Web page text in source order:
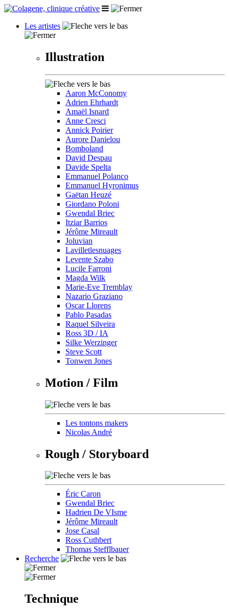
Les artistes
Illustration
Aaron McConomy
Adrien Ehrhardt
Amaël Isnard
Anne Cresci
Annick Poirier
Aurore Danielou
Bomboland
David Despau
Davide Spelta
Emmanuel Polanco
Emmanuel Hyronimus
Gaëtan Heuzé
Giordano Poloni
Gwendal Briec
Itziar Barrios
Jérôme Mireault
Joluvian
Lavilletlesnuages
Levente Szabo
Lucile Farroni
Magda Wilk
Marie-Eve Tremblay
Nazario Graziano
Oscar Llorens
Pablo Pasadas
Raquel Silveira
Ross 3D / IA
Silke Werzinger
Steve Scott
Tonwen Jones
Motion / Film
Les tontons makers
Nicolas André
Rough / Storyboard
Éric Caron
Gwendal Briec
Hadrien De VIsme
Jérôme Mireault
Jose Casal
Ross Cuthbert
Thomas Stefflbauer
Recherche
Technique